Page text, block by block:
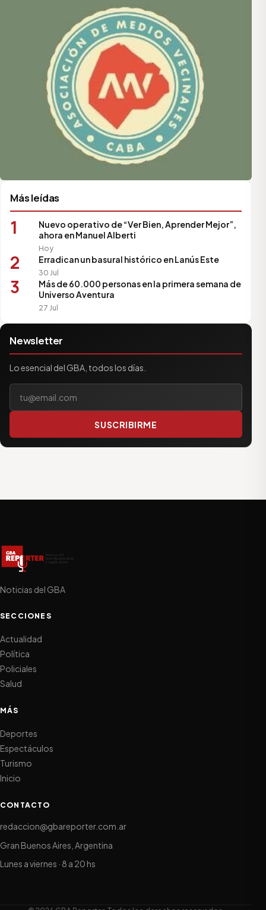
Más leídas
1
Nuevo operativo de “Ver Bien, Aprender Mejor”,
ahora en Manuel Alberti
Hoy
2 Erradican un basural histórico en Lanús Este
30 Jul
3
Más de 60.000 personas en la primera semana de
Universo Aventura
27 Jul
Newsletter
Lo esencial del GBA, todos los días.
SUSCRIBIRME
Noticias del GBA
SECCIONES
Actualidad
Política
Policiales
Salud
MÁS
Deportes
Espectáculos
Turismo
Inicio
CONTACTO
redaccion@gbareporter.com.ar
Gran Buenos Aires, Argentina
Lunes a viernes · 8 a 20 hs